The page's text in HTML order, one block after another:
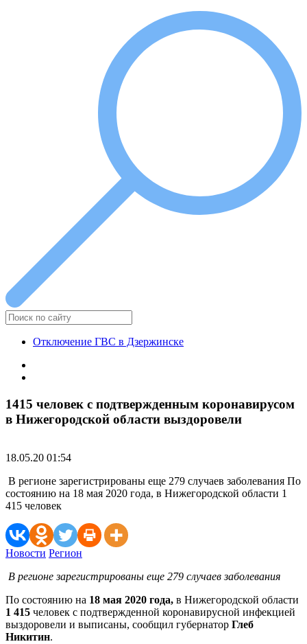
Отключение ГВС в Дзержинске
1415 человек с подтвержденным коронавирусом
в Нижегородской области выздоровели
18.05.20 01:54
В регионе зарегистрированы еще 279 случаев заболевания По
состоянию на 18 мая 2020 года, в Нижегородской области 1
415 человек
Новости Регион
В регионе зарегистрированы еще 279 случаев заболевания
По состоянию на 18 мая 2020 года, в Нижегородской области
1 415 человек с подтвержденной коронавирусной инфекцией
выздоровели и выписаны, сообщил губернатор Глеб
Никитин.